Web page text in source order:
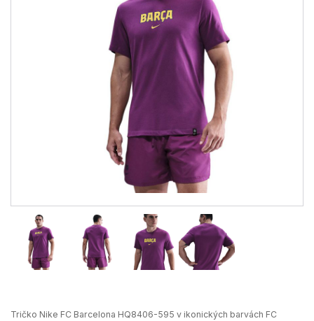
Tričko Nike FC Barcelona HQ8406-595 v ikonických barvách FC